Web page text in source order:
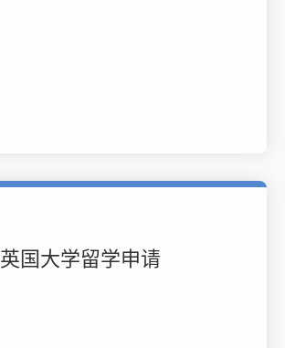
英国大学留学申请